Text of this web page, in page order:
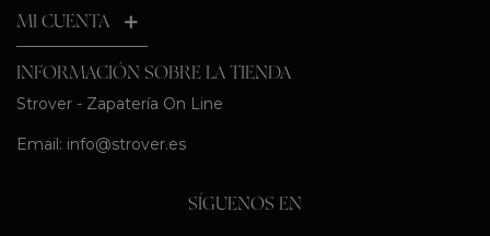
MI CUENTA
INFORMACIÓN SOBRE LA TIENDA
Strover - Zapatería On Line
Email: info@strover.es
SÍGUENOS EN